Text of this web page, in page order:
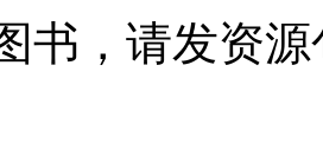
书，请发资